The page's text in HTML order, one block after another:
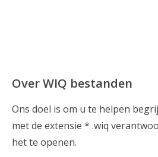
Over WIQ bestanden
Ons doel is om u te helpen
met de extensie * .wiq
het te openen.